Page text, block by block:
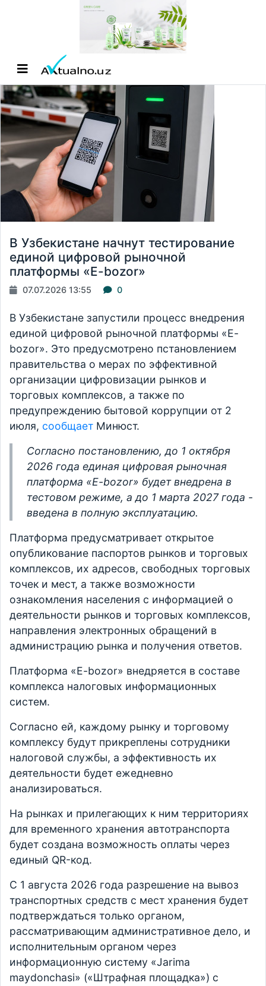
В Узбекистане начнут тестирование
единой цифровой рыночной
платформы «E-bozor»
07.07.2026 13:55 0
В Узбекистане запустили процесс внедрения
единой цифровой рыночной платформы «E-
bozor». Это предусмотрено пстановлением
правительства о мерах по эффективной
организации цифровизации рынков и
торговых комплексов, а также по
предупреждению бытовой коррупции от 2
июля, сообщает Минюст.
Согласно постановлению, до 1 октября
2026 года единая цифровая рыночная
платформа «E-bozor» будет внедрена в
тестовом режиме, а до 1 марта 2027 года -
введена в полную эксплуатацию.
Платформа предусматривает открытое
опубликование паспортов рынков и торговых
комплексов, их адресов, свободных торговых
точек и мест, а также возможности
ознакомления населения с информацией о
деятельности рынков и торговых комплексов,
направления электронных обращений в
администрацию рынка и получения ответов.
Платформа «E-bozor» внедряется в составе
комплекса налоговых информационных
систем.
Согласно ей, каждому рынку и торговому
комплексу будут прикреплены сотрудники
налоговой службы, а эффективность их
деятельности будет ежедневно
анализироваться.
На рынках и прилегающих к ним территориях
для временного хранения автотранспорта
будет создана возможность оплаты через
единый QR-код.
С 1 августа 2026 года разрешение на вывоз
транспортных средств с мест хранения будет
подтверждаться только органом,
рассматривающим административное дело, и
исполнительным органом через
информационную систему «Jarima
maydonchasi» («Штрафная площадка») с